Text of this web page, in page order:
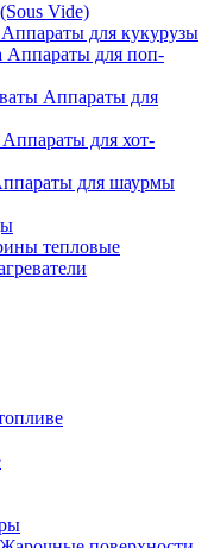
Vide)
Аппараты для кукурузы
Аппараты для поп-
Аппараты для
Аппараты для хот-
для шаурмы
тепловые